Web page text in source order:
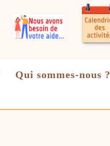
Qui sommes-nous ?